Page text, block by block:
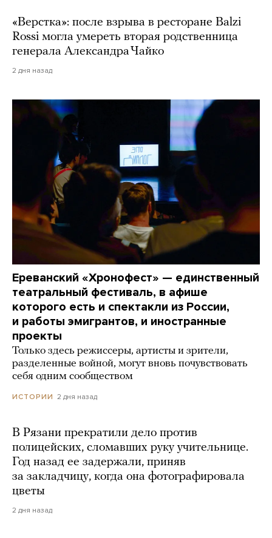
«Верстка»: после взрыва в ресторане Balzi
Rossi могла умереть вторая родственница
генерала Александра Чайко
2 дня назад
Ереванский «Хронофест» — единственный
театральный фестиваль, в афише
которого есть и спектакли из России,
и работы эмигрантов, и иностранные
проекты
Только здесь режиссеры, артисты и зрители,
разделенные войной, могут вновь почувствовать
себя одним сообществом
ИСТОРИИ 2 дня назад
В Рязани прекратили дело против
полицейских, сломавших руку учительнице.
Год назад ее задержали, приняв
за закладчицу, когда она фотографировала
цветы
2 дня назад